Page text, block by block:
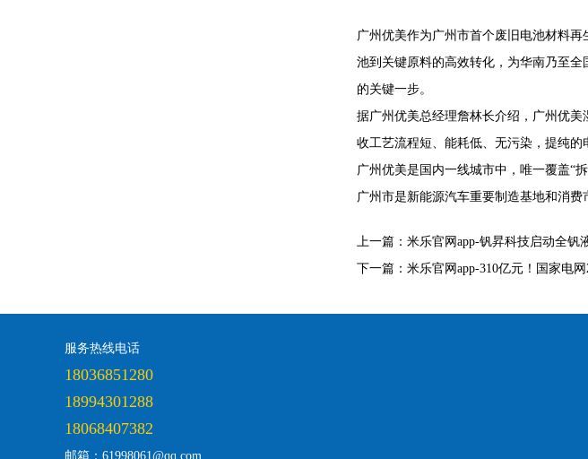
广州优美作为广州市首个废旧电池材料
池到关键原料的高效转化，为华南乃至
的关键一步。
据广州优美总经理詹林长介绍，广州优
收工艺流程短、能耗低、无污染，提纯的
广州优美是国内一线城市中，唯一覆盖“
广州市是新能源汽车重要制造基地和消
上一篇： 米乐官网app-钒昇科技启动全钒
下一篇： 米乐官网app-310亿元！国家电
服务热线电话
18036851280
18994301288
18068407382
邮箱：61998061@qq.com